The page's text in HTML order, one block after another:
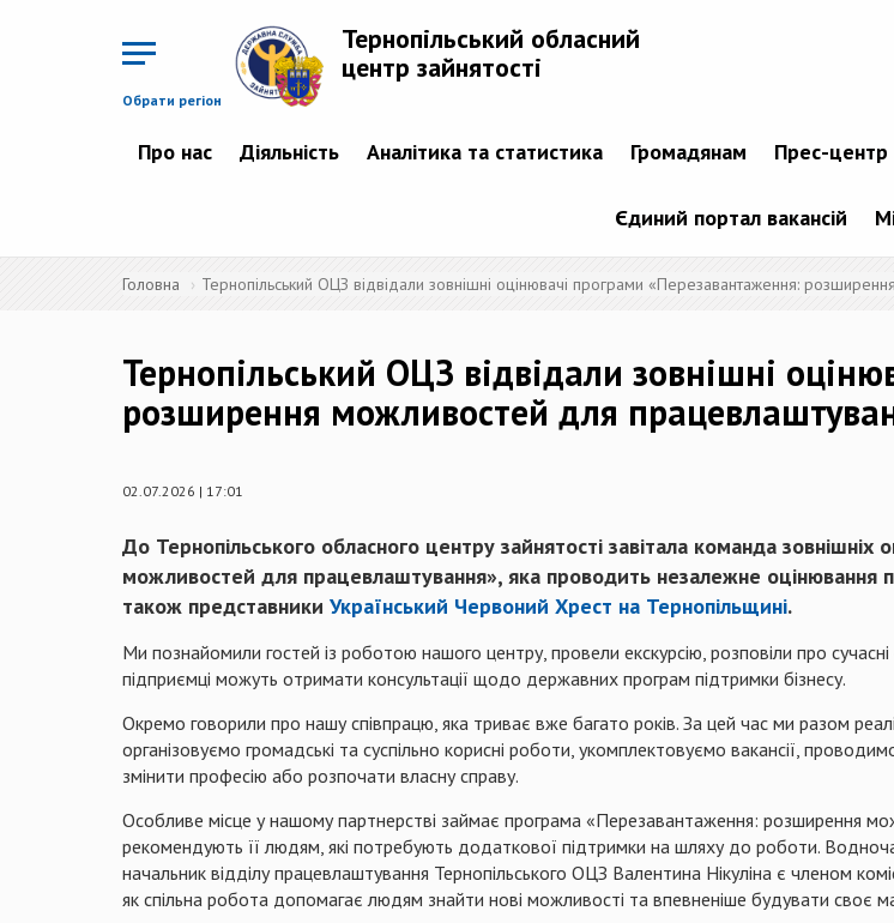
Обрати регіон
Тернопільський обласний
центр зайнятості
Про нас Діяльність Аналітика та статистика Громадянам Прес-центр
Єдиний портал вакансій
Головна Тернопільський ОЦЗ відвідали зовнішні оцінювачі програми «Перезавантаження:
Тернопільський ОЦЗ відвідали зовнішні
розширення можливостей для
02.07.2026 | 17:01
До Тернопільського обласного центру зайнятості завітала команда
можливостей для працевлаштування», яка проводить незалежне оцінювання
також представники Український Червоний Хрест на Тернопільщині.
Ми познайомили гостей із роботою нашого центру, провели екскурсію, розповіли про
підприємці можуть отримати консультації щодо державних програм підтримки бізнесу.
Окремо говорили про нашу співпрацю, яка триває вже багато років. За цей час ми разом
організовуємо громадські та суспільно корисні роботи, укомплектовуємо вакансії,
змінити професію або розпочати власну справу.
Особливе місце у нашому партнерстві займає програма «Перезавантаження: розширення
рекомендують її людям, які потребують додаткової підтримки на шляху до роботи.
начальник відділу працевлаштування Тернопільського ОЦЗ Валентина Нікуліна є членом
як спільна робота допомагає людям знайти нові можливості та впевненіше будувати своє